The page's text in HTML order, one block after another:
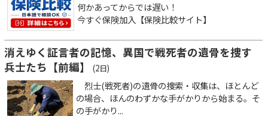
何かあってからでは遅い！
今すぐ保険加入【保険比較サイト】
消えゆく証言者の記憶、異国で戦死者の遺骨を捜す
兵士たち【前編】
(2日)
烈士(戦死者)の遺骨の捜索・収集は、ほとんど
の場合、ほんのわずかな手がかりから始まる。そ
の手がかり...